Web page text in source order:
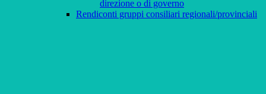
direzione o di governo
Rendiconti gruppi consiliari regionali/provinciali